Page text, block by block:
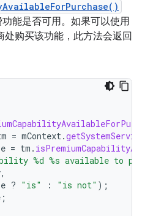
能是否可用。如果可以使用
购买该功能，此方法会返回
= mContext.
= tm .
%d %s available to
,
? "is" : "is not" );
;